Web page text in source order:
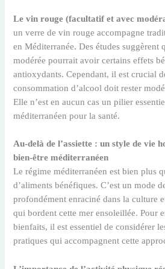
Le vin rouge (facultatif et avec
un verre de vin rouge accompagne
en Méditerranée. Des études suggèrent
modérée pourrait avoir certains effets
antioxydants. Cependant, il est crucial
consommation d’alcool doit rester
Elle n’est en aucun cas un pilier
méditerranéen pour la santé.
Au-delà de l’assiette : un style de vie
bien-être méditerranéen
Le régime méditerranéen est bien plus
d’aliments bénéfiques. C’est un mode
profondément enraciné dans la culture
qui bordent cette mer ensoleillée. Pour
bienfaits, il est essentiel de considérer
pratiques qui accompagnent cette